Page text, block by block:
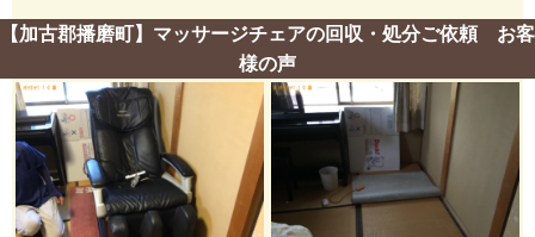
【加古郡播磨町】マッサージチェアの回収・処分ご依頼 お客
様の声